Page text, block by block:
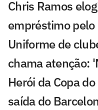
Chris Ramos
empréstimo pelo
Uniforme de
chama atenção:
Herói da Copa
saída do